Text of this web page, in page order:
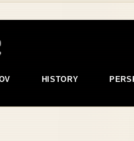
HISTORY